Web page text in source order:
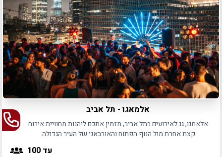
אלמאגו - תל אביב
אלאמגו, גג לאירועים בתל אביב, מזמין אתכם ליהנות מחוויית אירוח
קצת אחרת מול הנוף הפתוח והאורבאני של העיר הגדולה.
עד 100